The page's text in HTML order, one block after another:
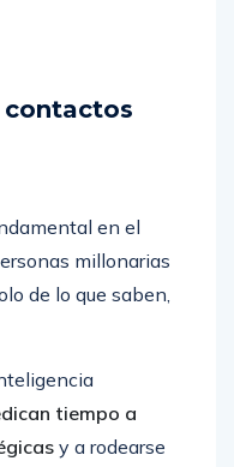
contactos
en el
millonarias
de lo que saben,
tiempo a
y a rodearse